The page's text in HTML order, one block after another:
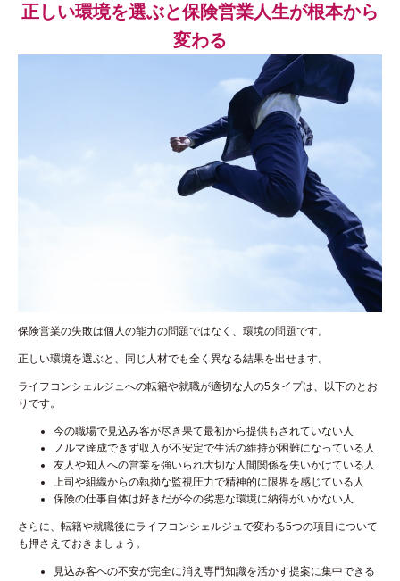
正しい環境を選ぶと保険営業人生が根本から
変わる
保険営業の失敗は個人の能力の問題ではなく、環境の問題です。
正しい環境を選ぶと、同じ人材でも全く異なる結果を出せます。
ライフコンシェルジュへの転籍や就職が適切な人の5タイプは、以下のとお
りです。
今の職場で見込み客が尽き果て最初から提供もされていない人
ノルマ達成できず収入が不安定で生活の維持が困難になっている人
友人や知人への営業を強いられ大切な人間関係を失いかけている人
上司や組織からの執拗な監視圧力で精神的に限界を感じている人
保険の仕事自体は好きだが今の劣悪な環境に納得がいかない人
さらに、転籍や就職後にライフコンシェルジュで変わる5つの項目について
も押さえておきましょう。
見込み客への不安が完全に消え専門知識を活かす提案に集中できる